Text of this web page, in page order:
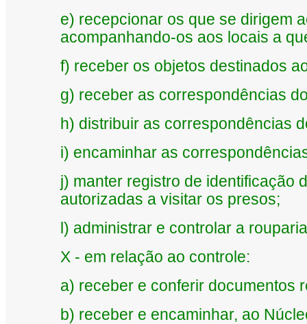
e) recepcionar os que se dirigem
acompanhando-os aos locais a
f) receber os objetos destinados
g) receber as correspondências
h) distribuir as correspondências
i) encaminhar as
j) manter registro de identificação
autorizadas a visitar os presos;
l) administrar e controlar a
X - em relação ao controle:
a) receber e conferir documentos
b) receber e encaminhar, ao